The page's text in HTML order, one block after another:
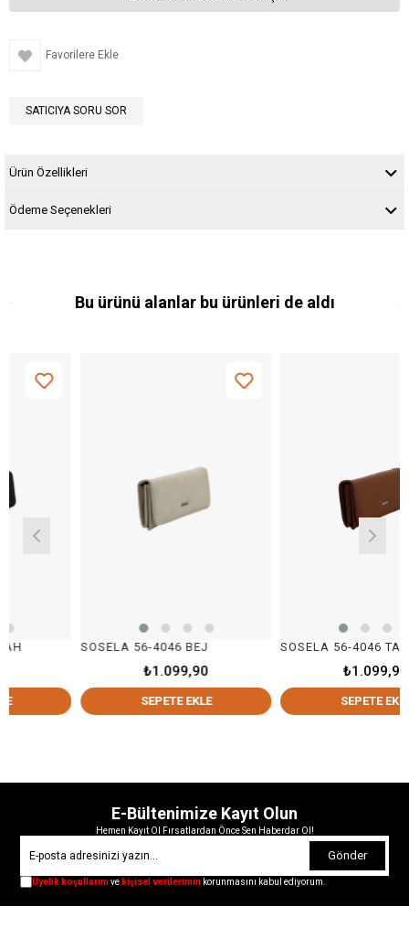
Favorilere Ekle
SATICIYA SORU SOR
Ürün Özellikleri
Ödeme Seçenekleri
Bu ürünü alanlar bu ürünleri de aldı
SOSELA 56-4046 BEJ
₺1.099,90
SEPETE EKLE
SOSELA 56-4046 TABA
₺1.099,90
SEPETE EKLE
E-Bültenimize Kayıt Olun
Hemen Kayıt Ol Fırsatlardan Önce Sen Haberdar Ol!
Gönder
Üyelik koşullarınıve kişisel verilerimin korunmasını kabul ediyorum.